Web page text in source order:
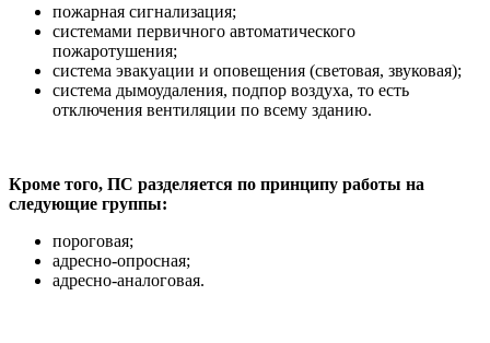
пожарная сигнализация;
системами первичного автоматического
пожаротушения;
система эвакуации и оповещения (световая, звуковая);
система дымоудаления, подпор воздуха, то есть
отключения вентиляции по всему зданию.
Кроме того, ПС разделяется по принципу работы на
следующие группы:
пороговая;
адресно-опросная;
адресно-аналоговая.